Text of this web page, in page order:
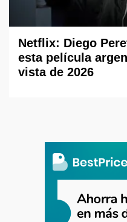
Netflix: Diego
esta película
vista de 2026